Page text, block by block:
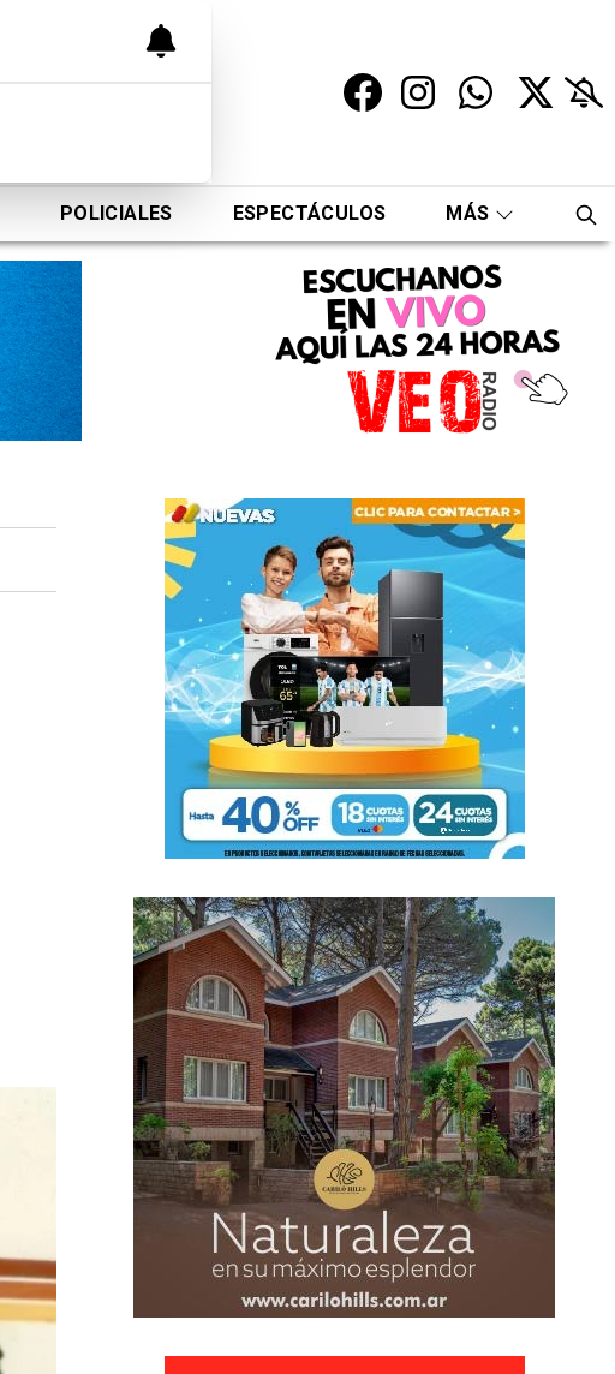
POLICIALES ESPECTÁCULOS MÁS